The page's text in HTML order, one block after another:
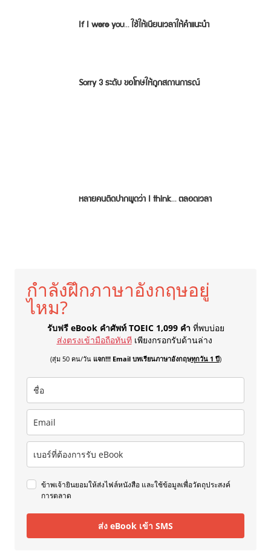
If I were you… ใช้ให้เนียนเวลาให้คำแนะนำ
Sorry 3 ระดับ ขอโทษให้ถูกสถานการณ์
หลายคนติดปากพูดว่า I think… ตลอดเวลา
กำลังฝึกภาษาอังกฤษอยู่
ไหม?
รับฟรี eBook คำศัพท์ TOEIC 1,099 คำ ที่พบบ่อย
ส่งตรงเข้ามือถือทันที เพียงกรอกรับด้านล่าง
(สุ่ม 50 คน/วัน แจก!!! Email บทเรียนภาษาอังกฤษทุกวัน 1 ปี)
ข้าพเจ้ายินยอมให้ส่งไฟล์หนังสือ และใช้ข้อมูลเพื่อวัตถุประสงค์
การตลาด
ส่ง eBook เข้า SMS